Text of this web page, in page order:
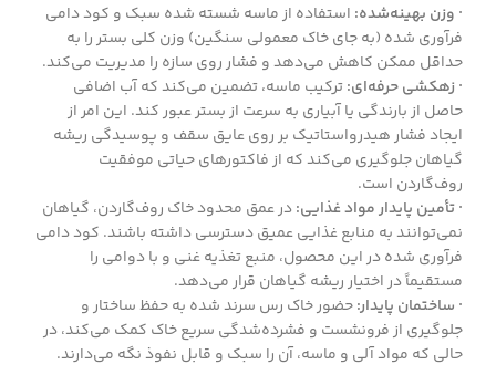
· وزن بهینه‌شده: استفاده از ماسه شسته شده سبک و کود دامی
فرآوری شده (به جای خاک معمولی سنگین) وزن کلی بستر را به
حداقل ممکن کاهش می‌دهد و فشار روی سازه را مدیریت می‌کند.
· زهکشی حرفه‌ای:ترکیب ماسه، تضمین می‌کند که آب اضافی
حاصل از بارندگی یا آبیاری به سرعت از بستر عبور کند. این امر از
ایجاد فشار هیدرواستاتیک بر روی عایق سقف و پوسیدگی ریشه
گیاهان جلوگیری می‌کند که از فاکتورهای حیاتی موفقیت
روف‌گاردن است.
· تأمین پایدار مواد غذایی:در عمق محدود خاک روف‌گاردن، گیاهان
نمی‌توانند به منابع غذایی عمیق دسترسی داشته باشند. کود دامی
فرآوری شده در این محصول، منبع تغذیه غنی و با دوامی را
مستقیماً در اختیار ریشه گیاهان قرار می‌دهد.
· ساختمان پایدار:حضور خاک رس سرند شده به حفظ ساختار و
جلوگیری از فرونشست و فشرده‌شدگی سریع خاک کمک می‌کند، در
حالی که مواد آلی و ماسه، آن را سبک و قابل نفوذ نگه می‌دارند.